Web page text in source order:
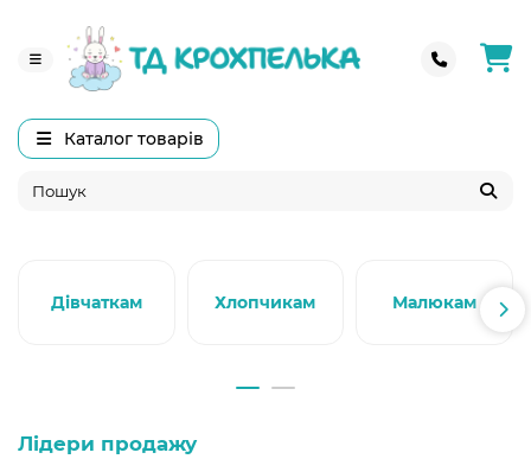
Каталог товарів
Дівчаткам Хлопчикам Малюкам
Лідери продажу